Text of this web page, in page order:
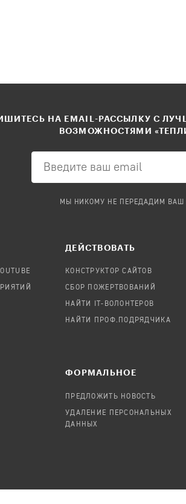
НА EMAIL-РАССЫЛКУ С
ВОЗМОЖНОСТЯМИ
МЫ НИКОМУ НЕ ПЕРЕДАДИМ ВАШ
ДЕЙСТВОВАТЬ
КОНСТРУКТОР САЙТОВ
СБОР ПОЖЕРТВОВАНИЙ
НАЙТИ IT-ВОЛОНТЕРОВ
НАЙТИ ПРОФ.ПОДРЯДЧИКА
ФОРМАЛЬНОЕ
ПРЕДЛОЖИТЬ НОВОСТЬ
УДАЛЕНИЕ ПЕРСОНАЛЬНЫХ
ДАННЫХ